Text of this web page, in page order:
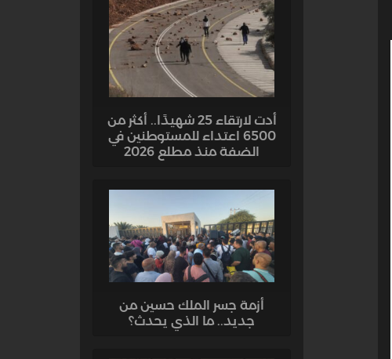
أدت لارتقاء 25 شهيدًا.. أكثر من
6500 اعتداء للمستوطنين في
الضفة منذ مطلع 2026
أزمة جسر الملك حسين من
جديد.. ما الذي يحدث؟